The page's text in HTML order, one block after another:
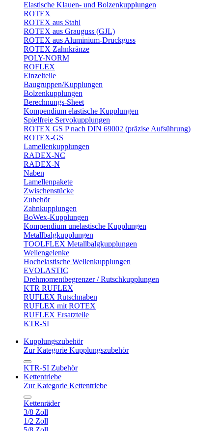
Elastische Klauen- und Bolzenkupplungen
ROTEX
ROTEX aus Stahl
ROTEX aus Grauguss (GJL)
ROTEX aus Aluminium-Druckguss
ROTEX Zahnkränze
POLY-NORM
ROFLEX
Einzelteile
Baugruppen/Kupplungen
Bolzenkupplungen
Berechnungs-Sheet
Kompendium elastische Kupplungen
Spielfreie Servokupplungen
ROTEX GS P nach DIN 69002 (präzise Aufsührung)
ROTEX-GS
Lamellenkupplungen
RADEX-NC
RADEX-N
Naben
Lamellenpakete
Zwischenstücke
Zubehör
Zahnkupplungen
BoWex-Kupplungen
Kompendium unelastische Kupplungen
Metallbalgkupplungen
TOOLFLEX Metallbalgkupplungen
Wellengelenke
Hochelastische Wellenkupplungen
EVOLASTIC
Drehmomentbegrenzer / Rutschkupplungen
KTR RUFLEX
RUFLEX Rutschnaben
RUFLEX mit ROTEX
RUFLEX Ersatzteile
KTR-SI
Kupplungszubehör
Zur Kategorie Kupplungszubehör
KTR-SI Zubehör
Kettentriebe
Zur Kategorie Kettentriebe
Kettenräder
3/8 Zoll
1/2 Zoll